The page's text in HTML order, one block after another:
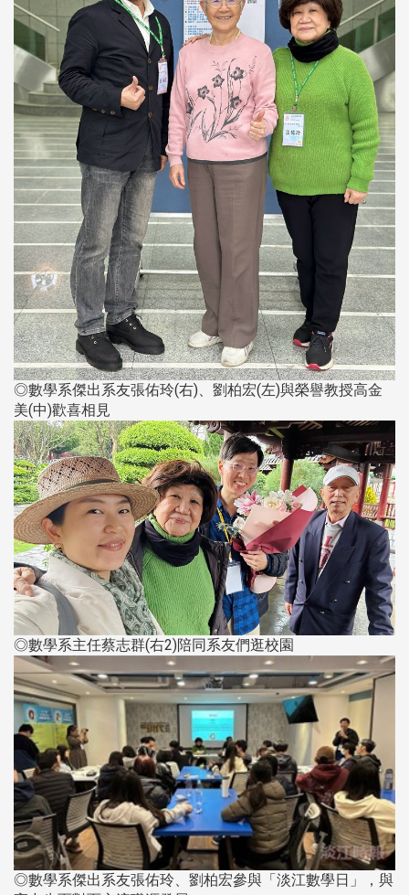
◎數學系傑出系友張佑玲(右)、劉柏宏(左)與榮譽教授高金
美(中)歡喜相見
◎數學系主任蔡志群(右2)陪同系友們逛校園
◎數學系傑出系友張佑玲、劉柏宏參與「淡江數學日」，與